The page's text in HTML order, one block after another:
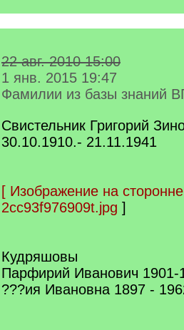
22 авг. 2010 15:00
1 янв. 2015 19:47
Фамилии из базы знаний
Свистельник Григорий
30.10.1910.- 21.11.1941
[ Изображение на
2cc93f976909t.jpg ]
Кудряшовы
Парфирий Иванович 1901-
???ия Ивановна 1897 -